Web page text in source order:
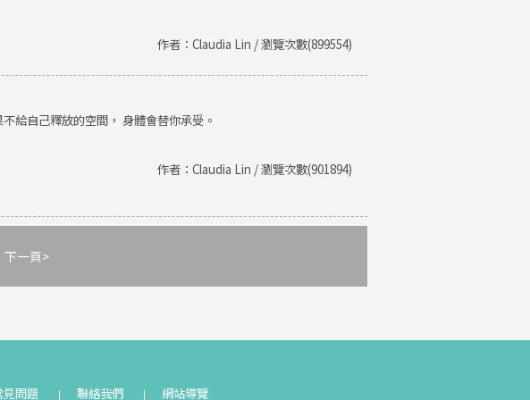
作者：Claudia Lin / 瀏覽次數(899554)
給自己釋放的空間， 身體會替你承受。
作者：Claudia Lin / 瀏覽次數(901894)
下一頁>
見問題 聯絡我們 網站導覽